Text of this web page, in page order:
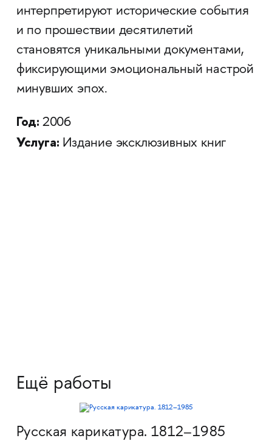
интерпретируют исторические события
и по прошествии десятилетий
становятся уникальными документами,
фиксирующими эмоциональный настрой
минувших эпох.
Год: 2006
Услуга: Издание эксклюзивных книг
Ещё работы
Русская карикатура. 1812–1985